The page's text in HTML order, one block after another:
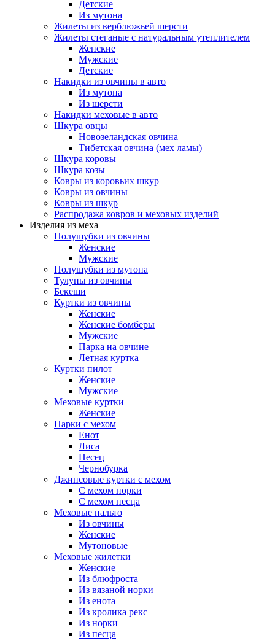
Детские
Из мутона
Жилеты из верблюжьей шерсти
Жилеты стеганые с натуральным утеплителем
Женские
Мужские
Детские
Накидки из овчины в авто
Из мутона
Из шерсти
Накидки меховые в авто
Шкура овцы
Новозеландская овчина
Тибетская овчина (мех ламы)
Шкура коровы
Шкура козы
Ковры из коровьих шкур
Ковры из овчины
Ковры из шкур
Распродажа ковров и меховых изделий
Изделия из меха
Полушубки из овчины
Женские
Мужские
Полушубки из мутона
Тулупы из овчины
Бекеши
Куртки из овчины
Женские
Женские бомберы
Мужские
Парка на овчине
Летная куртка
Куртки пилот
Женские
Мужские
Меховые куртки
Женские
Парки с мехом
Енот
Лиса
Песец
Чернобурка
Джинсовые куртки с мехом
С мехом норки
С мехом песца
Меховые пальто
Из овчины
Женские
Мутоновые
Меховые жилетки
Женские
Из блюфроста
Из вязаной норки
Из енота
Из кролика рекс
Из норки
Из песца